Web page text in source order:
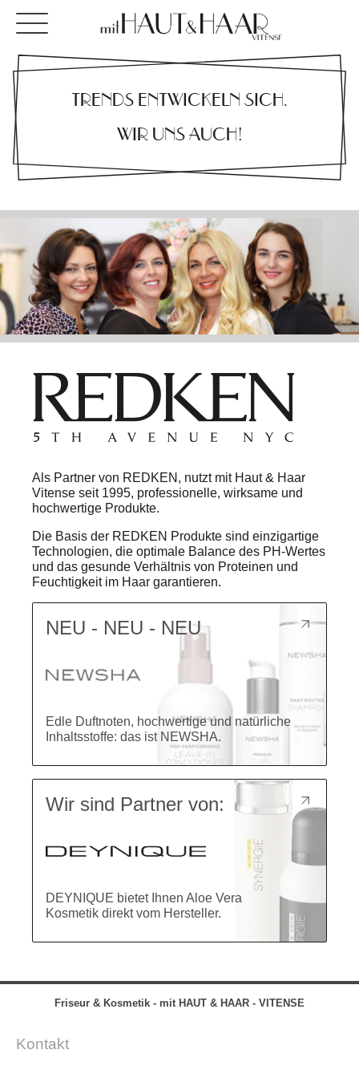
TRENDS ENTWICKELN SICH.
WIR UNS AUCH!
Als Partner von REDKEN, nutzt mit Haut & Haar
Vitense seit 1995, professionelle, wirksame und
hochwertige Produkte.
Die Basis der REDKEN Produkte sind einzigartige
Technologien, die optimale Balance des PH-Wertes
und das gesunde Verhältnis von Proteinen und
Feuchtigkeit im Haar garantieren.
NEU - NEU - NEU
Edle Duftnoten, hochwertige und natürliche
Inhaltsstoffe: das ist NEWSHA.
Wir sind Partner von:
DEYNIQUE bietet Ihnen Aloe Vera
Kosmetik direkt vom Hersteller.
Friseur & Kosmetik - mit HAUT & HAAR - VITENSE
Kontakt